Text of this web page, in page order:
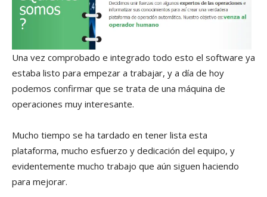
Una vez comprobado e integrado todo esto el software ya
estaba listo para empezar a trabajar, y a día de hoy
podemos confirmar que se trata de una máquina de
operaciones muy interesante.
Mucho tiempo se ha tardado en tener lista esta
plataforma, mucho esfuerzo y dedicación del equipo, y
evidentemente mucho trabajo que aún siguen haciendo
para mejorar.